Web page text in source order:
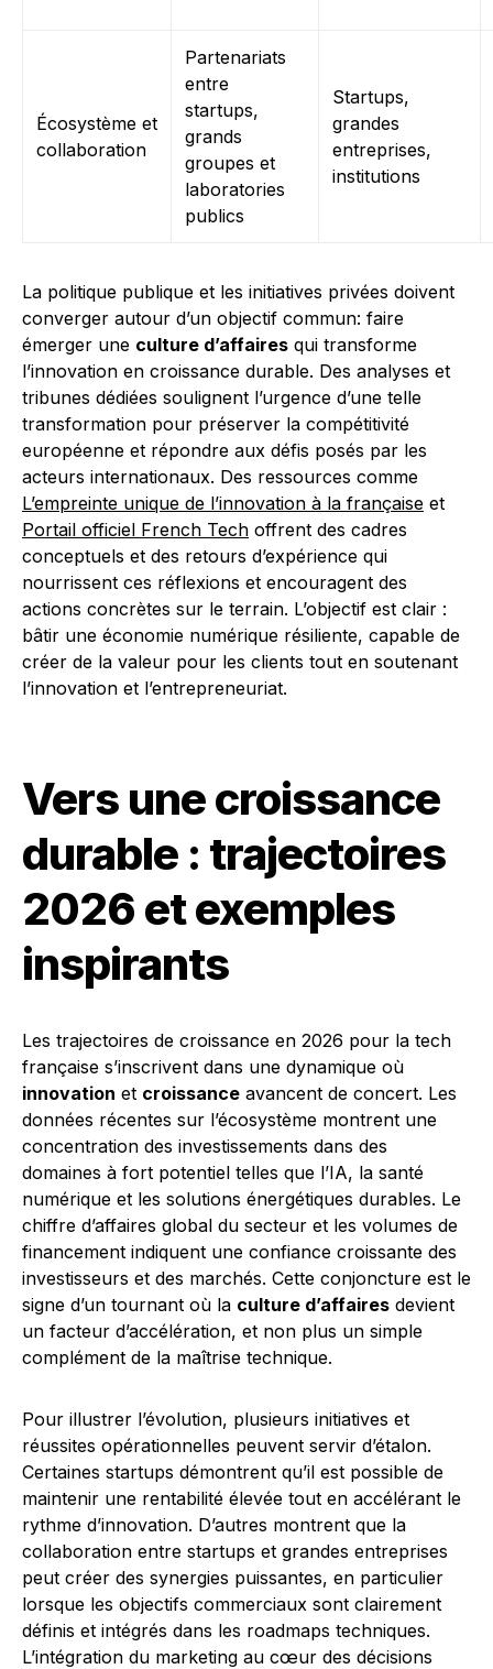
Écosystème et
collaboration
Partenariats
entre
startups,
grands
groupes et
laboratories
publics
Startups,
grandes
entreprises,
institutions
La politique publique et les initiatives privées doivent
converger autour d’un objectif commun: faire
émerger une culture d’affaires qui transforme
l’innovation en croissance durable. Des analyses et
tribunes dédiées soulignent l’urgence d’une telle
transformation pour préserver la compétitivité
européenne et répondre aux défis posés par les
acteurs internationaux. Des ressources comme
L’empreinte unique de l’innovation à la française et
Portail officiel French Tech offrent des cadres
conceptuels et des retours d’expérience qui
nourrissent ces réflexions et encouragent des
actions concrètes sur le terrain. L’objectif est clair :
bâtir une économie numérique résiliente, capable de
créer de la valeur pour les clients tout en soutenant
l’innovation et l’entrepreneuriat.
Vers une croissance
durable : trajectoires
2026 et exemples
inspirants
Les trajectoires de croissance en 2026 pour la tech
française s’inscrivent dans une dynamique où
innovation et croissance avancent de concert. Les
données récentes sur l’écosystème montrent une
concentration des investissements dans des
domaines à fort potentiel telles que l’IA, la santé
numérique et les solutions énergétiques durables. Le
chiffre d’affaires global du secteur et les volumes de
financement indiquent une confiance croissante des
investisseurs et des marchés. Cette conjoncture est le
signe d’un tournant où la culture d’affaires devient
un facteur d’accélération, et non plus un simple
complément de la maîtrise technique.
Pour illustrer l’évolution, plusieurs initiatives et
réussites opérationnelles peuvent servir d’étalon.
Certaines startups démontrent qu’il est possible de
maintenir une rentabilité élevée tout en accélérant le
rythme d’innovation. D’autres montrent que la
collaboration entre startups et grandes entreprises
peut créer des synergies puissantes, en particulier
lorsque les objectifs commerciaux sont clairement
définis et intégrés dans les roadmaps techniques.
L’intégration du marketing au cœur des décisions